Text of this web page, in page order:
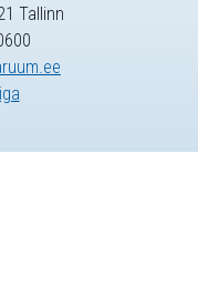
Tallinn